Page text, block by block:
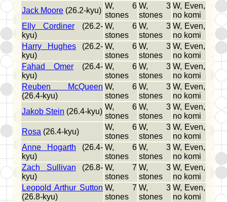
Jack Moore (26.2-kyu)
W, 6
stones
W, 3
stones
W, Even,
no komi
Elly Cordiner (26.2-
kyu)
W, 6
stones
W, 3
stones
W, Even,
no komi
Harry Hughes (26.2-
kyu)
W, 6
stones
W, 3
stones
W, Even,
no komi
Fahad Omer (26.4-
kyu)
W, 6
stones
W, 3
stones
W, Even,
no komi
Reuben McQueen
(26.4-kyu)
W, 6
stones
W, 3
stones
W, Even,
no komi
Jakob Stein (26.4-kyu)
W, 6
stones
W, 3
stones
W, Even,
no komi
Rosa (26.4-kyu)
W, 6
stones
W, 3
stones
W, Even,
no komi
Anne Hogarth (26.4-
kyu)
W, 6
stones
W, 3
stones
W, Even,
no komi
Zach Sullivan (26.8-
kyu)
W, 7
stones
W, 3
stones
W, Even,
no komi
Leopold Arthur Sutton
(26.8-kyu)
W, 7
stones
W, 3
stones
W, Even,
no komi